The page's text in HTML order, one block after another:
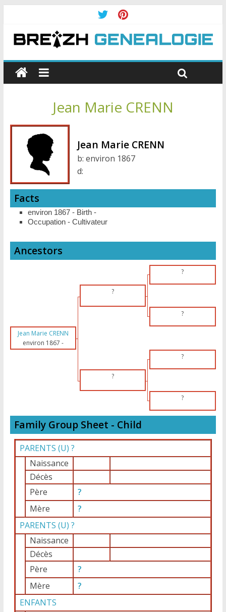
Jean Marie CRENN
Jean Marie CRENN
b: environ 1867
d:
Facts
environ 1867 - Birth -
Occupation - Cultivateur
Ancestors
?
?
?
Jean Marie CRENN
environ 1867 -
?
?
?
Family Group Sheet - Child
PARENTS (U) ?
Naissance
Décès
Père
?
Mère
?
PARENTS (U) ?
Naissance
Décès
Père
?
Mère
?
ENFANTS